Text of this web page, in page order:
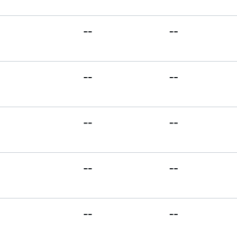
-- --
-- --
-- --
-- --
-- --